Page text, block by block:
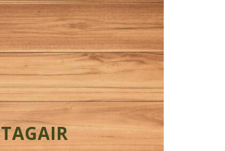
Locatie:
4, 2114 AS Vogelenzang
Openingstijden:
9:00 – 20:00
tot 22:00)
Dienstverband:
stage
Wij zoeken:
nieuwsgierige stagiair met
Ervaring niet vereist.
of voedingsindustrie (25742),
Kok (25180), Medewerker